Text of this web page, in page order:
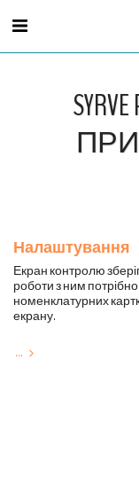
Налаштування
Екран контролю
роботи з ним
номенклатурних
екрану.
...